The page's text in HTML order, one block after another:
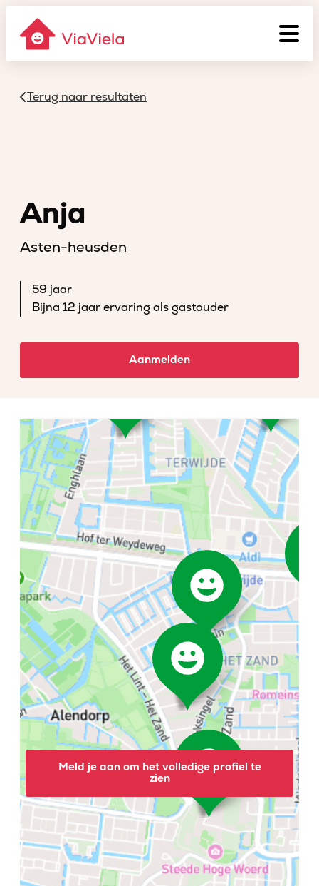
Terug naar resultaten
Anja
Asten-heusden
59 jaar
Bijna 12 jaar ervaring als gastouder
Aanmelden
Meld je aan om het volledige profiel te
zien